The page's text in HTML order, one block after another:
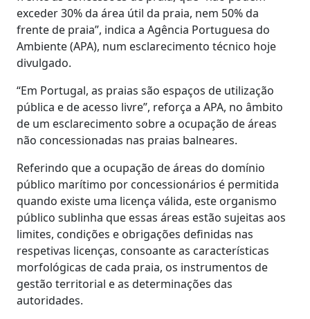
exceder 30% da área útil da praia, nem 50% da
frente de praia”, indica a Agência Portuguesa do
Ambiente (APA), num esclarecimento técnico hoje
divulgado.
“Em Portugal, as praias são espaços de utilização
pública e de acesso livre”, reforça a APA, no âmbito
de um esclarecimento sobre a ocupação de áreas
não concessionadas nas praias balneares.
Referindo que a ocupação de áreas do domínio
público marítimo por concessionários é permitida
quando existe uma licença válida, este organismo
público sublinha que essas áreas estão sujeitas aos
limites, condições e obrigações definidas nas
respetivas licenças, consoante as características
morfológicas de cada praia, os instrumentos de
gestão territorial e as determinações das
autoridades.